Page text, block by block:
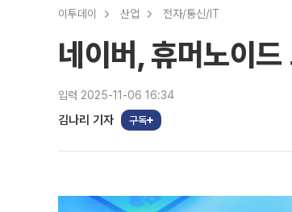
이투데이 산업 전자/통신/IT
네이버, 휴머노이
입력 2025-11-06 16:34
김나리 기자 구독